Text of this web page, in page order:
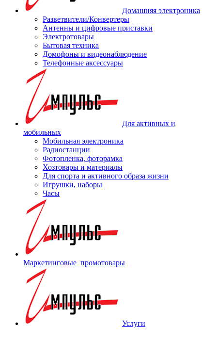
Домашняя электроника
Разветвители/Конвертеры
Антенны и цифровые приставки
Электротовары
Бытовая техника
Домофоны и видеонаблюдение
Телефонные аксессуары
Для активных и
мобильных
Мобильная электроника
Радиостанции
Фотопленка, фоторамка
Хозтовары и материалы
Для спорта и активного образа жизни
Игрушки, наборы
Часы
Маркетинговые_промотовары
Услуги